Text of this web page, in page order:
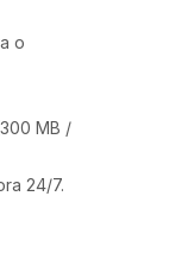
o
MB /
24/7.